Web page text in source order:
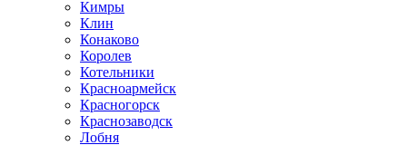
Кимры
Клин
Конаково
Королев
Котельники
Красноармейск
Красногорск
Краснозаводск
Лобня